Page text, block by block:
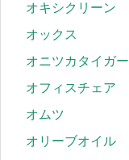
オキシクリーン
オックス
オニツカタイガー
オフィスチェア
オムツ
オリーブオイル